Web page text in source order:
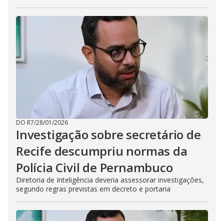
DO R7/28/01/2026
Investigação sobre secretário de
Recife descumpriu normas da
Polícia Civil de Pernambuco
Diretoria de Inteligência deveria assessorar investigações,
segundo regras previstas em decreto e portaria